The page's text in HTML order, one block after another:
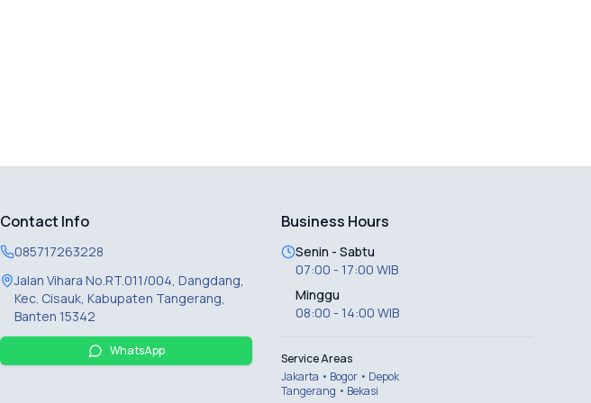
Contact Info
085717263228
Jalan Vihara No.RT.011/004, Dangdang,
Kec. Cisauk, Kabupaten Tangerang,
Banten 15342
WhatsApp
Business Hours
Senin - Sabtu
07:00 - 17:00 WIB
Minggu
08:00 - 14:00 WIB
Service Areas
Jakarta • Bogor • Depok
Tangerang • Bekasi